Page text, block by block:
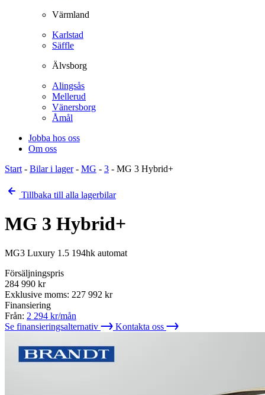
Värmland
Karlstad
Säffle
Älvsborg
Alingsås
Mellerud
Vänersborg
Åmål
Jobba hos oss
Om oss
Start - Bilar i lager- MG - 3 - MG 3 Hybrid+
Tillbaka till alla lagerbilar
MG 3 Hybrid+
MG3 Luxury 1.5 194hk automat
Försäljningspris
284 990 kr
Exklusive moms: 227 992 kr
Finansiering
Från: 2 294 kr/mån
Se finansieringsalternativ
Kontakta oss